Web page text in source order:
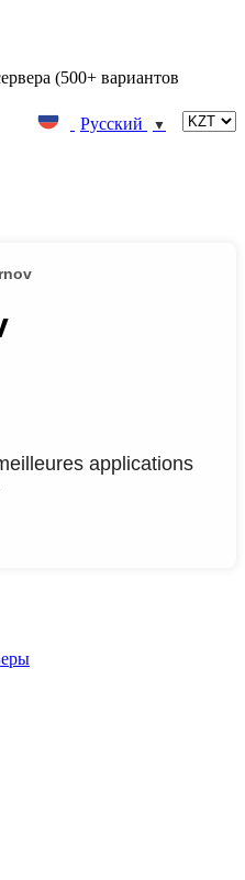
(500+ вариантов
Русский
▼
applications